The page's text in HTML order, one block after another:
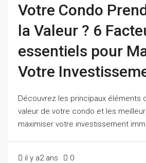
Votre Condo
la Valeur ? 6
essentiels pour
Votre
Découvrez les principaux éléments
valeur de votre condo et les
maximiser votre investissement
il y a2 ans 0